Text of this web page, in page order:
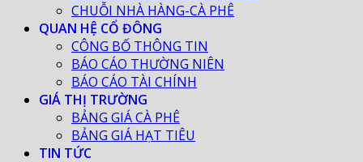
CHUỖI NHÀ HÀNG-CÀ PHÊ
QUAN HỆ CỔ ĐÔNG
CÔNG BỐ THÔNG TIN
BÁO CÁO THƯỜNG NIÊN
BÁO CÁO TÀI CHÍNH
GIÁ THỊ TRƯỜNG
BẢNG GIÁ CÀ PHÊ
BẢNG GIÁ HẠT TIÊU
TIN TỨC